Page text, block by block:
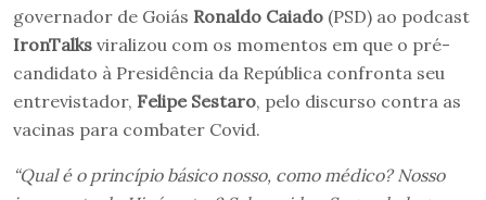
governador de Goiás Ronaldo Caiado (PSD) ao podcast
IronTalks viralizou com os momentos em que o pré-
candidato à Presidência da República confronta seu
entrevistador, Felipe Sestaro, pelo discurso contra as
vacinas para combater Covid.
“Qual é o princípio básico nosso, como médico? Nosso